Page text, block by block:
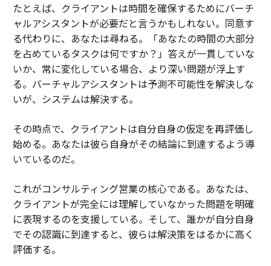
たとえば、クライアントは時間を確保するためにバーチ
ャルアシスタントが必要だと言うかもしれない。同意す
る代わりに、あなたは尋ねる。「あなたの時間の大部分
を占めているタスクは何ですか？」答えが一貫していな
いか、常に変化している場合、より深い問題が浮上す
る。バーチャルアシスタントは予測不可能性を解決しな
いが、システムは解決する。
その時点で、クライアントは自分自身の仮定を再評価し
始める。あなたは彼ら自身がその結論に到達するよう導
いているのだ。
これがコンサルティング営業の核心である。あなたは、
クライアントが完全には理解していなかった問題を明確
に表現するのを支援している。そして、誰かが自分自身
でその認識に到達すると、彼らは解決策をはるかに高く
評価する。